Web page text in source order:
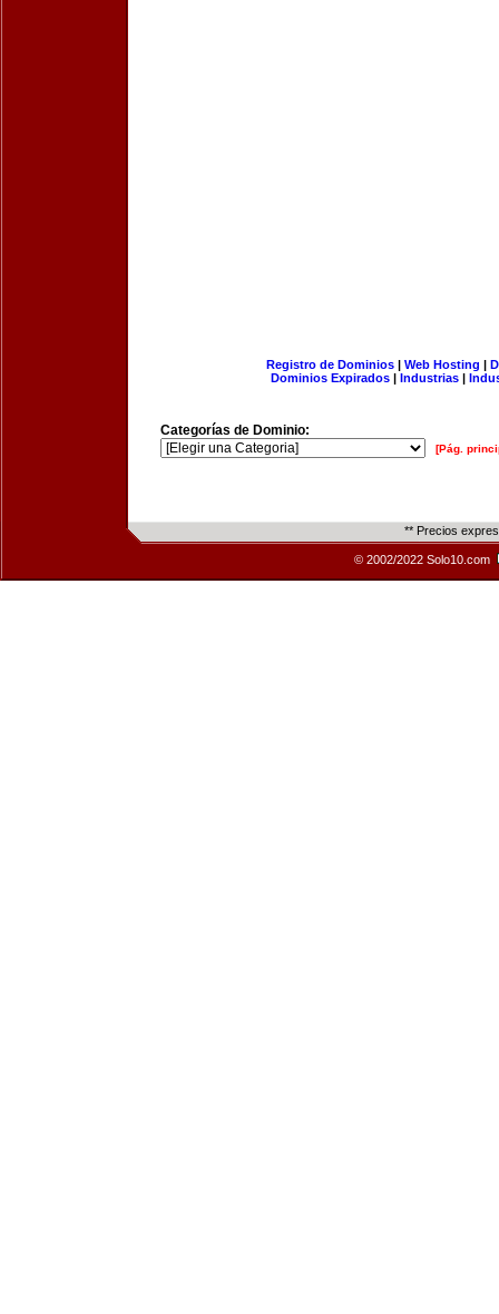
Registro de Dominios| Web Hosting |
Dominios Expirados | Industrias |
Categorías de Dominio:
[Pág.
** Precios
© 2002/2022 Solo10.com